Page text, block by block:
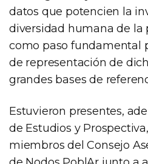
datos que potencien la
diversidad humana de la
como paso fundamental
de representación de
grandes bases de
Estuvieron presentes,
de Estudios y
miembros del Consejo